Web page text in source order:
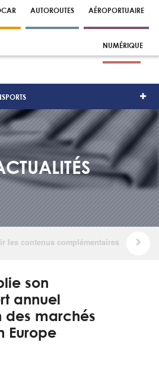
AUTOROUTES AÉROPORTUAIRE
NUMÉRIQUE
son
annuel
des marchés
Europe